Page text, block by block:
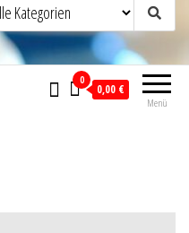
Menü
0
0,00 €